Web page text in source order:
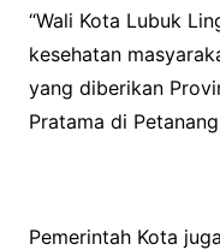
“Wali Kota Lubuk
kesehatan
yang diberikan
Pratama di
Pemerintah Kota